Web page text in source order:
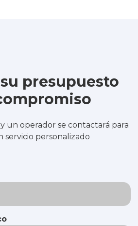
presupuesto
un operador se contactará para
servicio personalizado